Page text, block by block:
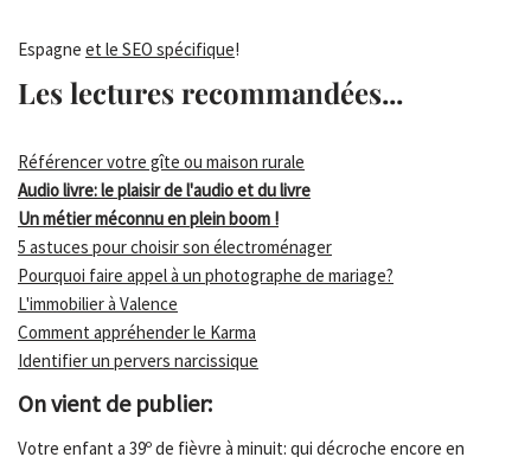
Espagne et le SEO spécifique!
Les lectures recommandées...
Référencer votre gîte ou maison rurale
Audio livre: le plaisir de l'audio et du livre
Un métier méconnu en plein boom !
5 astuces pour choisir son électroménager
Pourquoi faire appel à un photographe de mariage?
L'immobilier à Valence
Comment appréhender le Karma
Identifier un pervers narcissique
On vient de publier:
Votre enfant a 39º de fièvre à minuit: qui décroche encore en